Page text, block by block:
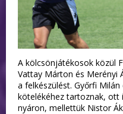
A kölcsönjátékosok közül
Vattay Márton és Merényi
a felkészülést. Győrfi
kötelékéhez tartoznak, ott
nyáron, mellettük Nistor